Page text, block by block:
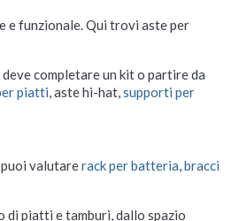
e funzionale. Qui trovi aste per
completare un kit o partire da
piatti,aste hi-hat,supporti per
valutarerack per batteria,bracci
di piatti e tamburi, dallo spazio